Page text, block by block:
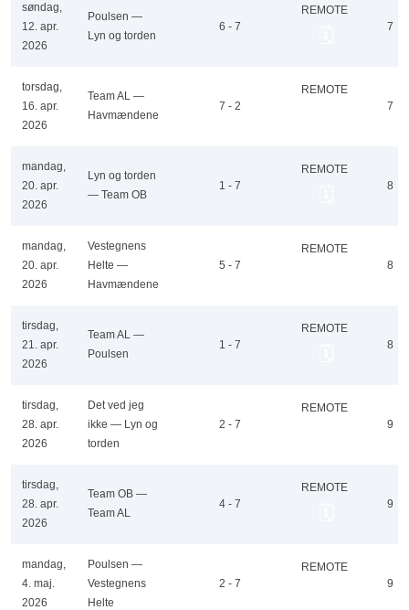
søndag,
12. apr.
2026
Poulsen —
Lyn og torden
6 - 7
REMOTE
7
torsdag,
16. apr.
2026
Team AL —
Havmændene
7 - 2
REMOTE
7
mandag,
20. apr.
2026
Lyn og torden
— Team OB
1 - 7
REMOTE
8
mandag,
20. apr.
2026
Vestegnens
Helte —
Havmændene
5 - 7
REMOTE
8
tirsdag,
21. apr.
2026
Team AL —
Poulsen
1 - 7
REMOTE
8
tirsdag,
28. apr.
2026
Det ved jeg
ikke — Lyn og
torden
2 - 7
REMOTE
9
tirsdag,
28. apr.
2026
Team OB —
Team AL
4 - 7
REMOTE
9
mandag,
4. maj.
2026
Poulsen —
Vestegnens
Helte
2 - 7
REMOTE
9